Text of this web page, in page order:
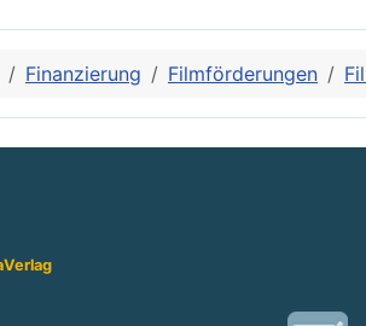
Finanzierung Filmförderungen
Verlag